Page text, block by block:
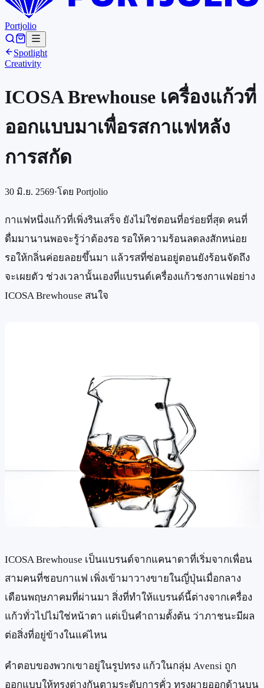
Portjolio
Spotlight
Creativity
ICOSA Brewhouse เครื่องแก้วที่
ออกแบบมาเพื่อรสกาแฟหลัง
การสกัด
30 มิ.ย. 2569·โดย Portjolio
กาแฟหนึ่งแก้วที่เพิ่งรินเสร็จ ยังไม่ใช่ตอนที่อร่อยที่สุด คนที่
ดื่มมานานพอจะรู้ว่าต้องรอ รอให้ความร้อนลดลงสักหน่อย
รอให้กลิ่นค่อยลอยขึ้นมา แล้วรสที่ซ่อนอยู่ตอนยังร้อนจัดถึง
จะเผยตัว ช่วงเวลานั้นเองที่แบรนด์เครื่องแก้วชงกาแฟอย่าง
ICOSA Brewhouse สนใจ
ICOSA Brewhouse เป็นแบรนด์จากแคนาดาที่เริ่มจากเพื่อน
สามคนที่ชอบกาแฟ เพิ่งเข้ามาวางขายในญี่ปุ่นเมื่อกลาง
เดือนพฤษภาคมที่ผ่านมา สิ่งที่ทำให้แบรนด์นี้ต่างจากเครื่อง
แก้วทั่วไปไม่ใช่หน้าตา แต่เป็นคำถามตั้งต้น ว่าภาชนะมีผล
ต่อสิ่งที่อยู่ข้างในแค่ไหน
คำตอบของพวกเขาอยู่ในรูปทรง แก้วในกลุ่ม Avensi ถูก
ออกแบบให้ทรงต่างกันตามระดับการคั่ว ทรงผายออกด้านบน